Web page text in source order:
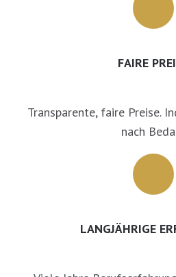
FAIRE
Transparente, faire Preise.
nach
LANGJÄHRIGE